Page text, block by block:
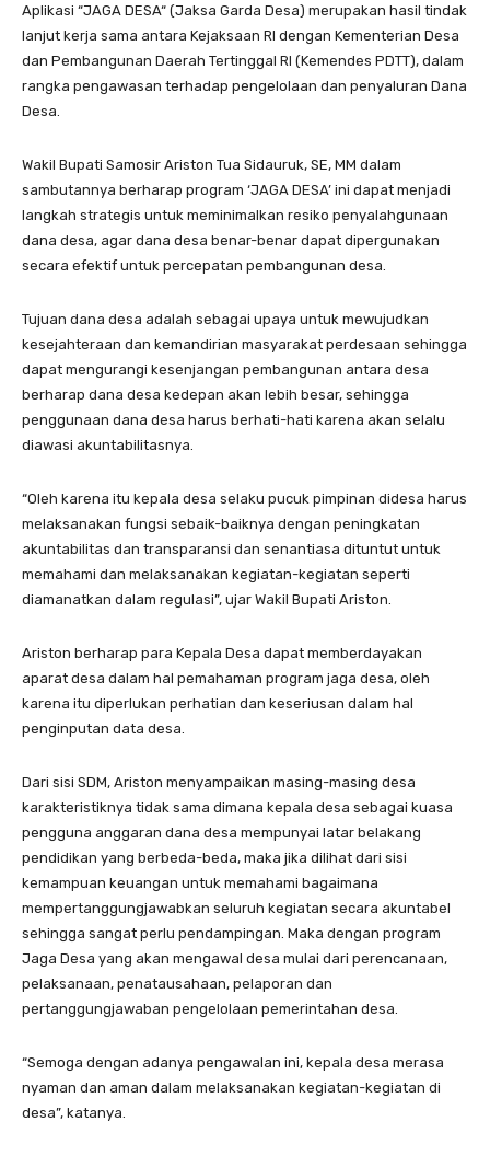
Aplikasi “JAGA DESA“ (Jaksa Garda Desa) merupakan hasil tindak
lanjut kerja sama antara Kejaksaan RI dengan Kementerian Desa
dan Pembangunan Daerah Tertinggal RI (Kemendes PDTT), dalam
rangka pengawasan terhadap pengelolaan dan penyaluran Dana
Desa.
Wakil Bupati Samosir Ariston Tua Sidauruk, SE, MM dalam
sambutannya berharap program ‘JAGA DESA’ ini dapat menjadi
langkah strategis untuk meminimalkan resiko penyalahgunaan
dana desa, agar dana desa benar-benar dapat dipergunakan
secara efektif untuk percepatan pembangunan desa.
Tujuan dana desa adalah sebagai upaya untuk mewujudkan
kesejahteraan dan kemandirian masyarakat perdesaan sehingga
dapat mengurangi kesenjangan pembangunan antara desa
berharap dana desa kedepan akan lebih besar, sehingga
penggunaan dana desa harus berhati-hati karena akan selalu
diawasi akuntabilitasnya.
“Oleh karena itu kepala desa selaku pucuk pimpinan didesa harus
melaksanakan fungsi sebaik-baiknya dengan peningkatan
akuntabilitas dan transparansi dan senantiasa dituntut untuk
memahami dan melaksanakan kegiatan-kegiatan seperti
diamanatkan dalam regulasi”, ujar Wakil Bupati Ariston.
Ariston berharap para Kepala Desa dapat memberdayakan
aparat desa dalam hal pemahaman program jaga desa, oleh
karena itu diperlukan perhatian dan keseriusan dalam hal
penginputan data desa.
Dari sisi SDM, Ariston menyampaikan masing-masing desa
karakteristiknya tidak sama dimana kepala desa sebagai kuasa
pengguna anggaran dana desa mempunyai latar belakang
pendidikan yang berbeda-beda, maka jika dilihat dari sisi
kemampuan keuangan untuk memahami bagaimana
mempertanggungjawabkan seluruh kegiatan secara akuntabel
sehingga sangat perlu pendampingan. Maka dengan program
Jaga Desa yang akan mengawal desa mulai dari perencanaan,
pelaksanaan, penatausahaan, pelaporan dan
pertanggungjawaban pengelolaan pemerintahan desa.
“Semoga dengan adanya pengawalan ini, kepala desa merasa
nyaman dan aman dalam melaksanakan kegiatan-kegiatan di
desa”, katanya.